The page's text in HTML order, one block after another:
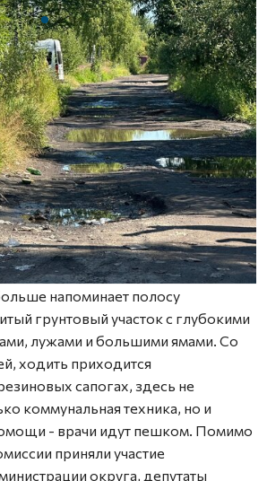
напоминает полосу
грунтовый участок с глубокими
лужами и большими ямами. Со
ходить приходится
сапогах, здесь не
коммунальная техника, но и
- врачи идут пешком. Помимо
приняли участие
округа, депутаты